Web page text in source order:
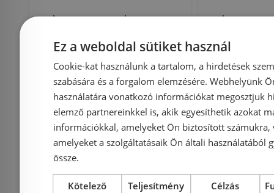
Kolpa-San Evelin Tray Q
120x90 zuhanytálca
593160
Azonosító: 174931
Cikkszám: 593160
116 800 Ft
Kolpa-San
120x80
109
Ez a weboldal sütiket használ
Cookie-kat használunk a tartalom, a hirdetések
szabására és a forgalom elemzésére. Webhelyünk
használatára vonatkozó információkat megosztjuk
elemző partnereinkkel is, akik egyesíthetik azokat
információkkal, amelyeket Ön biztosított számukra,
amelyeket a szolgáltatásaik Ön általi használatából
össze.
Kötelező Teljesítmény Célzás